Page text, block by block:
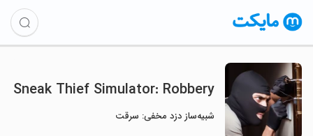
Sneak Thief Simulator: Robbery
شبیه‌ساز دزد مخفی: سرقت